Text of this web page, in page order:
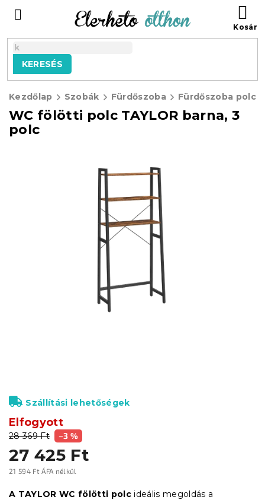
tartalomhoz
KERESÉS
Kezdőlap Szobák Fürdőszoba Fürdőszoba
WC fölötti polc TAYLOR barna, 3
polc
28 369 Ft –3 %
27 425 Ft
21 594 Ft ÁFA nélkül
Elfogyott
Szállítási lehetőségek
A TAYLOR WC fölötti polc ideális megoldás a